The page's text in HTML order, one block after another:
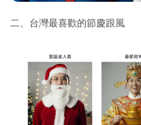
二、台灣最喜歡的節慶跟風